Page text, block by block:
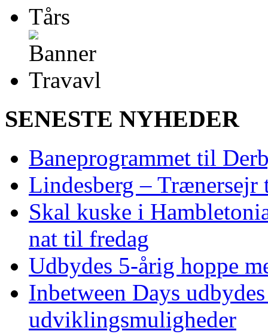
SENESTE NYHEDER
Baneprogrammet til
Lindesberg – Trænersejr
Skal kuske i
nat til fredag
Udbydes 5‑årig hoppe
Inbetween Days
udviklingsmuligheder